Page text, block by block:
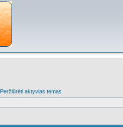
Peržiūrėti aktyvias temas